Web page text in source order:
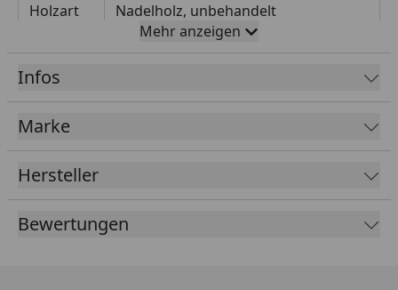
Holzart
Nadelholz, unbehandelt
Riegel
Schalung
Breite
150 cm
Mehr anzeigen
Infos
Marke
Hersteller
Bewertungen